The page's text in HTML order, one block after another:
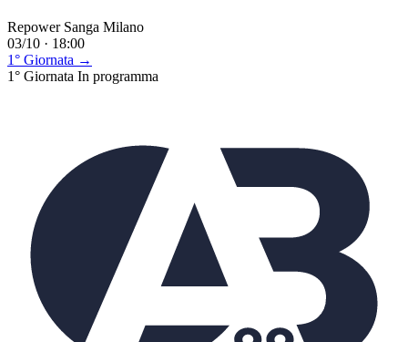
Repower Sanga Milano
03/10 · 18:00
1° Giornata →
1° Giornata In programma